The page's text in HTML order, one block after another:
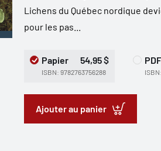
Lichens du Québec nordique
pour les pas...
Papier 54,95 $
ISBN: 9782763756288
PDF
Ajouter au panier